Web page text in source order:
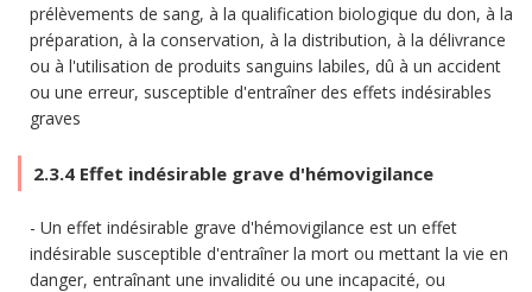
prélèvements de sang, à la qualification biologique du don, à la
préparation, à la conservation, à la distribution, à la délivrance
ou à l'utilisation de produits sanguins labiles, dû à un accident
ou une erreur, susceptible d'entraîner des effets indésirables
graves
2.3.4 Effet indésirable grave d'hémovigilance
Un effet indésirable grave d'hémovigilance est un effet
indésirable susceptible d'entraîner la mort ou mettant la vie en
danger, entraînant une invalidité ou une incapacité, ou